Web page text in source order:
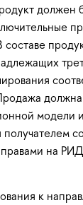
должен
должна
на
к